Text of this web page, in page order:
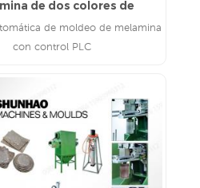
de dos colores de
de fábrica
de moldeo de melamina
con control PLC
LEE MAS